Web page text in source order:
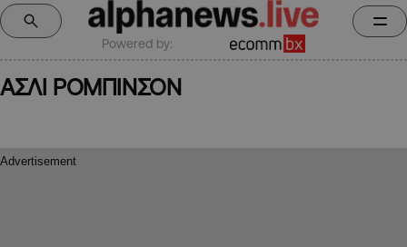
Powered by:
ΑΣΛΙ ΡΟΜΠΙΝΣΟΝ